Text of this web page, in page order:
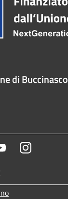
di Buccinasco
YoutubeInstagram